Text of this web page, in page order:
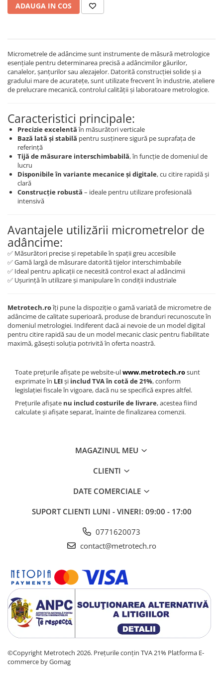
ADAUGA IN COS
Micrometrele de adâncime sunt instrumente de măsură metrologice
esențiale pentru determinarea precisă a adâncimilor găurilor,
canalelor, șanțurilor sau alezajelor. Datorită construcției solide și a
gradului mare de acuratețe, sunt utilizate frecvent în industrie, ateliere
de prelucrare mecanică, controlul calității și laboratoare metrologice.
Caracteristici principale:
Precizie excelentăîn măsurători verticale
Bază lată și stabilă pentru susținere sigură pe suprafața de
referință
Tijă de măsurare interschimbabilă, în funcție de domeniul de
lucru
Disponibile în variante mecanice și digitale, cu citire rapidă și
clară
Construcție robustă – ideale pentru utilizare profesională
intensivă
Avantajele utilizării micrometrelor de
adâncime:
✅ Măsurători precise și repetabile în spații greu accesibile
✅ Gamă largă de măsurare datorită tijelor interschimbabile
✅ Ideal pentru aplicații ce necesită control exact al adâncimii
✅ Ușurință în utilizare și manipulare în condiții industriale
Metrotech.roîți pune la dispoziție o gamă variată de micrometre de
adâncime de calitate superioară, produse de branduri recunoscute în
domeniul metrologiei. Indiferent dacă ai nevoie de un model digital
pentru citire rapidă sau de un model mecanic clasic pentru fiabilitate
maximă, găsești soluția potrivită în oferta noastră.
Toate prețurile afișate pe website-ulwww.metrotech.rosunt
exprimate în LEIși includ TVA în cotă de 21%, conform
legislației fiscale în vigoare, dacă nu se specifică expres altfel.
Prețurile afișate nu includ costurile de livrare, acestea fiind
calculate și afișate separat, înainte de finalizarea comenzii.
MAGAZINUL MEU
CLIENTI
DATE COMERCIALE
SUPORT CLIENTI LUNI - VINERI: 09:00 - 17:00
0771620073
contact@metrotech.ro
©Copyright Metrotech 2026. Prețurile conțin TVA 21% Platforma E-
commerce by Gomag